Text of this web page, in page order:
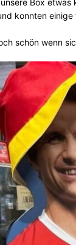
Box
konnten
schön wenn